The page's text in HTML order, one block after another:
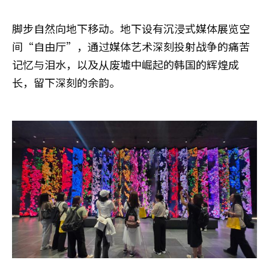
脚步自然向地下移动。地下设有沉浸式媒体展览空
间“自由厅”，通过媒体艺术深刻投射战争的痛苦
记忆与泪水，以及从废墟中崛起的韩国的辉煌成
长，留下深刻的余韵。